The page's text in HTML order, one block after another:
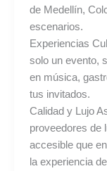
de Medellín,
escenarios.
Experiencias
solo un evento,
en música,
tus invitados.
Calidad y Lujo
proveedores de
accesible que
la experiencia